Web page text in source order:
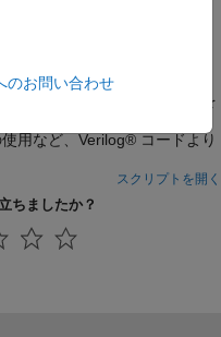
SystemVerilog HDL コードを
用など、Verilog® コードより
スクリプトを開く
ちましたか？
のお問い合わせ